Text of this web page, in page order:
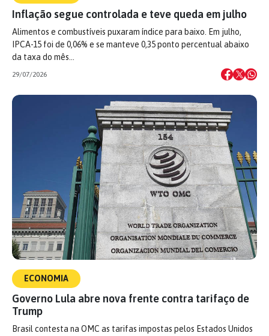
Inflação segue controlada e teve queda em julho
Alimentos e combustíveis puxaram índice para baixo. Em julho,
IPCA-15 foi de 0,06% e se manteve 0,35 ponto percentual abaixo
da taxa do mês…
29/07/2026
ECONOMIA
Governo Lula abre nova frente contra tarifaço de
Trump
Brasil contesta na OMC as tarifas impostas pelos Estados Unidos